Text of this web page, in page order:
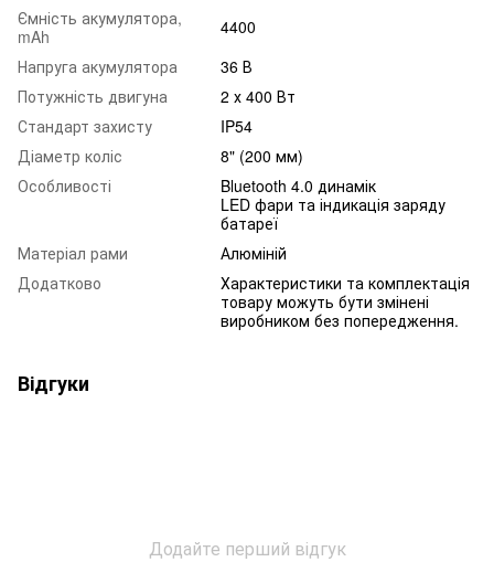
Ємність акумулятора,
mAh
4400
Напруга акумулятора
36 В
Потужність двигуна
2 х 400 Вт
Стандарт захисту
IP54
Діаметр коліс
8" (200 мм)
Особливості
Bluetooth 4.0 динамік
LED фари та індикація заряду
батареї
Матеріал рами
Алюміній
Додатково
Характеристики та комплектація
товару можуть бути змінені
виробником без попередження.
Відгуки
Додайте перший відгук